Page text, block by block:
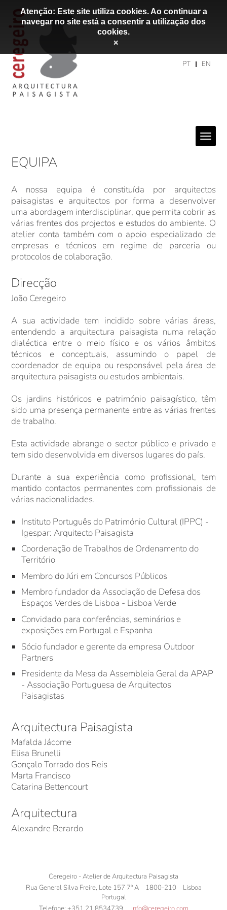
PT EN
EQUIPA
A nossa equipa é constituída por arquitectos
paisagistas e arquitectos por forma a desenvolver
uma abordagem interdisciplinar, que permita cobrir as
várias frentes dos projectos e estudos do ambiente. O
atelier conta também com o apoio especializado de
empresas e técnicos em regime de parceria ou
protocolos de colaboração.
Direcção
João Ceregeiro
A sua actividade tem incidido sobre várias áreas,
entendendo a arquitectura paisagista numa relação
dialéctica entre o meio físico e os vários âmbitos
técnicos e conceptuais, assumindo o papel de
coordenador de equipa ou responsável pela área de
arquitectura paisagista ou estudos ambientais.
Os jardins históricos e património paisagístico, têm
sido uma presença permanente entre as várias frentes
de trabalho.
Esta actividade abrange o sector público e privado e
tem sido desenvolvida em diversos lugares do país.
Durante a sua experiência como profissional, tem
mantido contactos permanentes com profissionais de
várias nacionalidades.
Instituto Português do Património Cultural (IPPC) -
Igespar: Arquitecto Paisagista
Coordenação de Trabalhos de Ordenamento do
Território
Membro do Júri em Concursos Públicos
Membro fundador da Associação de Defesa dos
Espaços Verdes de Lisboa - Lisboa Verde
Convidado para conferências, seminários e
exposições em Portugal e Espanha
Sócio fundador e gerente da empresa Outdoor
Partners
Presidente da Mesa da Assembleia Geral da APAP
- Associação Portuguesa de Arquitectos
Paisagistas
Arquitectura Paisagista
Mafalda Jácome
Elisa Brunelli
Gonçalo Torrado dos Reis
Marta Francisco
Catarina Bettencourt
Arquitectura
Alexandre Berardo
Ceregeiro - Atelier de Arquitectura Paisagista
Rua General Silva Freire, Lote 157 7º A
1800-210
Lisboa
Portugal
Atenção: Este site utiliza cookies. Ao continuar a
navegar no site está a consentir a utilização dos
cookies.
×